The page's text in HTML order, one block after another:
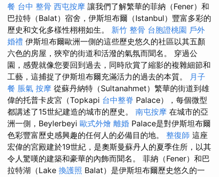
餐 台中 整骨 西屯按摩 讓我們了解繁華的菲納（Fener）和
巴拉特（Balat）宿舍，伊斯坦布爾（Istanbul）豐富多彩的
歷史和文化多樣性栩栩如生。 新竹 整骨 台胞證桃園 戶外
婚禮 伊斯坦布爾歐洲一側的這些歷史悠久的社區以其五顏
六色的房屋，狹窄的街道和活潑的氣氛而聞名。 穿過公
園，感覺就像您要回到過去，同時欣賞了縮影的複雜細節和
工藝，這捕捉了伊斯坦布爾充滿活力的過去的本質。 月子
餐 脹氣 按摩 從蘇丹納特（Sultanahmet）繁華的街道到雄
偉的托普卡皮宮（Topkapi 台中整脊 Palace），每個微型
都講述了15世紀建造的城市的歷史。 南屯按摩 在城市的亞
洲一側，Beylerbeyi 歐式外燴 離婚 Palace是對伊斯坦布爾
色彩豐富歷史感興趣的任何人的必備目的地。 整復師 這座
宏偉的宮殿建於19世紀，是奧斯曼蘇丹人的夏季住所，以其
令人驚嘆的建築和豪華的內飾而聞名。 菲納（Fener）和巴
拉特湖（Lake 換護照 Balat）是伊斯坦布爾歷史悠久的一